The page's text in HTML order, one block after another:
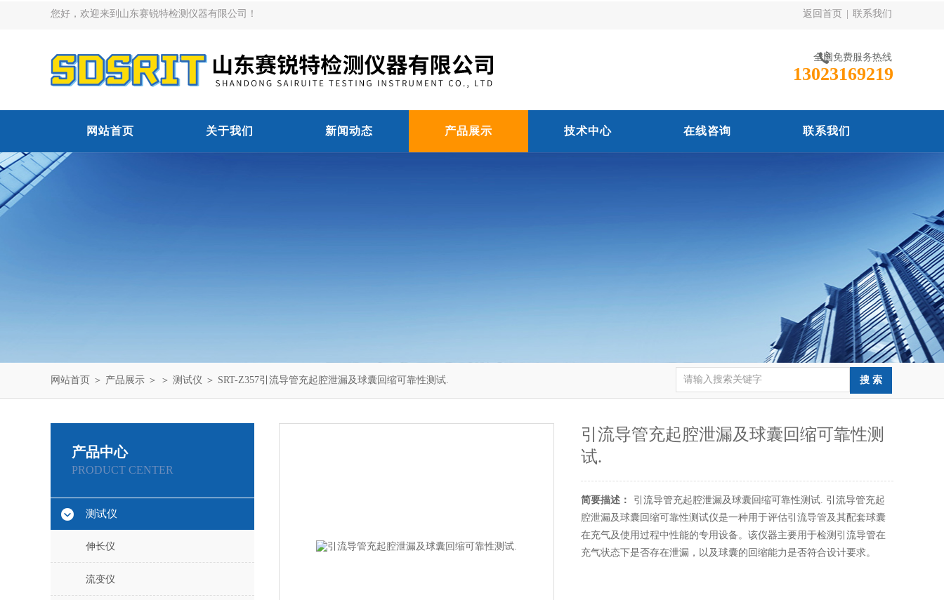
您好，欢迎来到山东赛锐特检测仪器有限公司！ 返回首页 联系我们
全国免费服务热线
13023169219
网站首页 关于我们 新闻动态 产品展示 技术中心 在线咨询 联系我们
网站首页 ＞ 产品展示 ＞ ＞ 测试仪 ＞ SRT-Z357引流导管充起腔泄漏及球囊回缩可靠性测试.
产品中心
PRODUCT CENTER
测试仪
伸长仪
流变仪
引流导管充起腔泄漏及球囊回缩可靠性测
试.
简要描述：
引流导管充起腔泄漏及球囊回缩可靠性测试. 引流导管充起
腔泄漏及球囊回缩可靠性测试仪是一种用于评估引流导管及其配套球囊
在充气及使用过程中性能的专用设备。该仪器主要用于检测引流导管在
充气状态下是否存在泄漏，以及球囊的回缩能力是否符合设计要求。